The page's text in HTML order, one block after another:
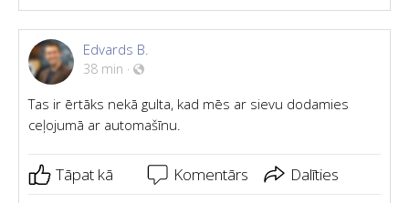
Edvards B.
38 min ·
Tas ir ērtāks nekā gulta, kad mēs ar sievu dodamies
ceļojumā ar automašīnu.
Tāpat kā Komentārs Dalīties